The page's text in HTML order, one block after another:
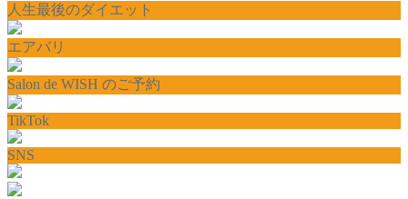
人生最後のダイエット
エアバリ
Salon de WISH のご予約
TikTok
SNS